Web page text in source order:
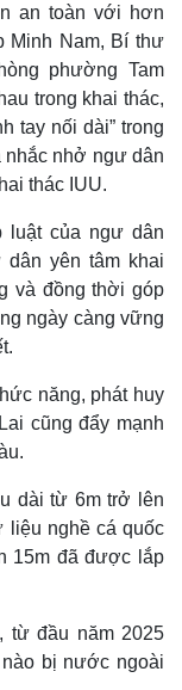
an toàn với hơn
Minh Nam, Bí thư
phường Tam
trong khai thác,
tay nối dài” trong
nhắc nhở ngư dân
thác IUU.
luật của ngư dân
yên tâm khai
và đồng thời góp
ngày càng vững
năng, phát huy
cũng đẩy mạnh
dài từ 6m trở lên
liệu nghề cá quốc
15m đã được lắp
từ đầu năm 2025
bị nước ngoài